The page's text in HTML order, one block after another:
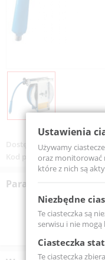
Dostępność:Na
Kod produktu:AX4H3815
Parametry techniczne
Ustawienia
Używamy
oraz monitorować
które z nich są
Niezbędne
Te ciasteczka są
serwisu i nie mogą
Ciasteczka
Te ciasteczka